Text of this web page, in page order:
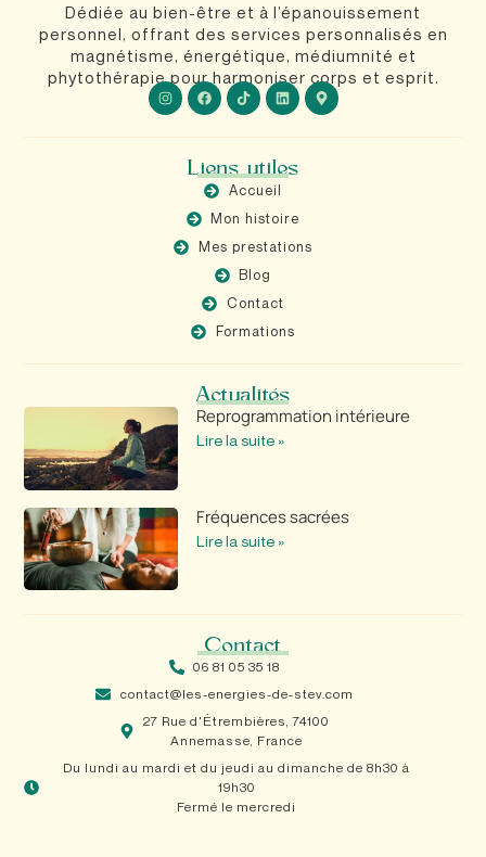
Dédiée au bien-être et à l’épanouissement
personnel, offrant des services personnalisés en
magnétisme, énergétique, médiumnité et
phytothérapie pour harmoniser corps et esprit.
Liens utiles
Accueil
Mon histoire
Mes prestations
Blog
Contact
Formations
Actualités
Reprogrammation intérieure
Lire la suite »
Fréquences sacrées
Lire la suite »
Contact
06 81 05 35 18
contact@les-energies-de-stev.com
27 Rue d'Étrembières, 74100
Annemasse, France
Du lundi au mardi et du jeudi au dimanche de 8h30 à
19h30
Fermé le mercredi